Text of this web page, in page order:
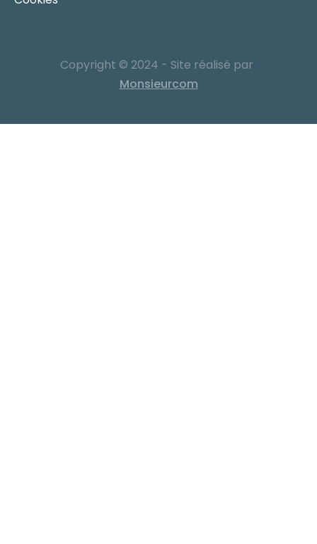
Copyright © 2024 - Site réalisé par
Monsieurcom